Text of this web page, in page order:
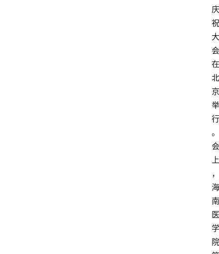
庆
祝
大
会
在
北
京
举
行
。
会
上
，
海
南
医
学
院